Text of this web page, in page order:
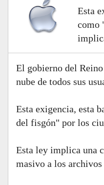
Esta
como
El gobierno del
nube de todos sus
Esta exigencia, esta
del fisgón" por los
Esta ley implica una
masivo a los